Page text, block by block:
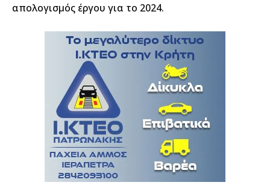
απολογισμός έργου για το 2024.